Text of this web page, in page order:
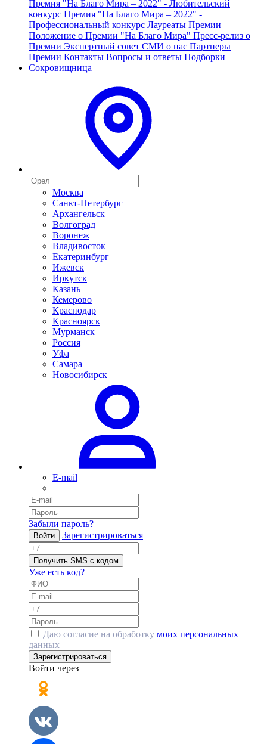
Премия "На Благо Мира – 2022" - Любительский
конкурс Премия "На Благо Мира – 2022" -
Профессиональный конкурс Лауреаты Премии
Положение о Премии "На Благо Мира" Пресс-релиз о
Премии Экспертный совет СМИ о нас Партнеры
Премии Контакты Вопросы и ответы Подборки
Сокровищница
Москва
Санкт-Петербург
Архангельск
Волгоград
Воронеж
Владивосток
Екатеринбург
Ижевск
Иркутск
Казань
Кемерово
Краснодар
Красноярск
Мурманск
Россия
Уфа
Самара
Новосибирск
E-mail
Забыли пароль?
Войти Зарегистрироваться
Получить SMS с кодом
Уже есть код?
Даю согласие на обработку моих персональных
данных
Зарегистрироваться
Войти через